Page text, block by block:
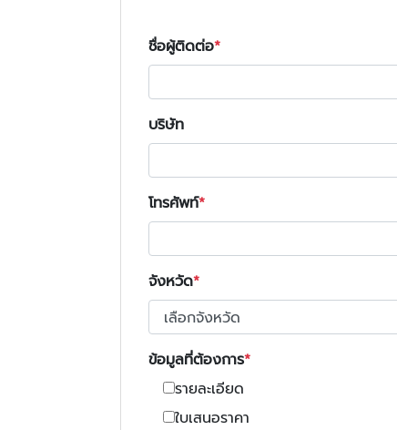
ชื่อผู้ติดต่อ
บริษัท
โทรศัพท์
จังหวัด
ข้อมูลที่ต้องการ
รายละเอียด
ใบเสนอราคา